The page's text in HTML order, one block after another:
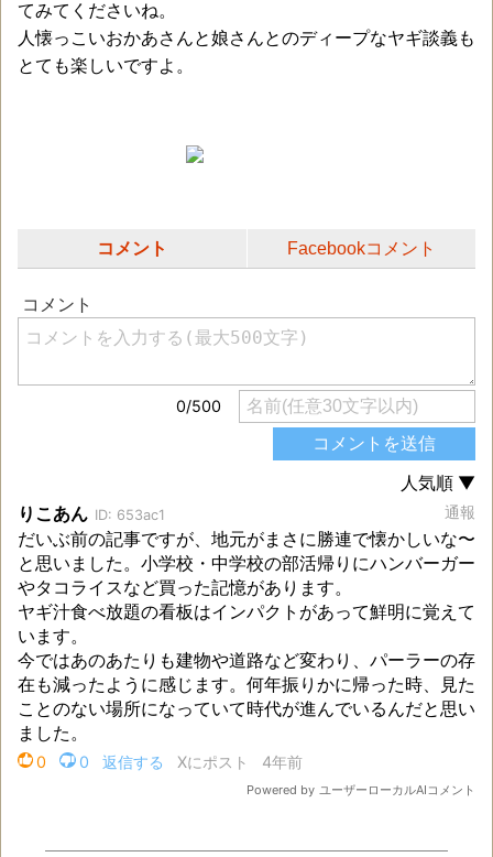
てみてくださいね。
人懐っこいおかあさんと娘さんとのディープなヤギ談義も
とても楽しいですよ。
コメント Facebookコメント